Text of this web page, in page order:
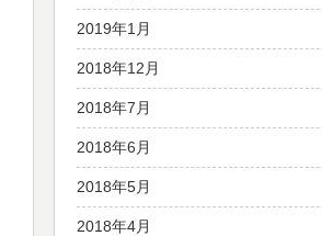
2019年1月
2018年12月
2018年7月
2018年6月
2018年5月
2018年4月